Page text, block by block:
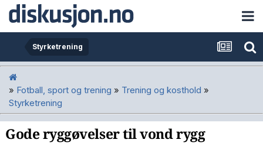
Styrketrening
» Fotball, sport og trening » Trening og kosthold »
Styrketrening
Gode ryggøvelser til vond rygg